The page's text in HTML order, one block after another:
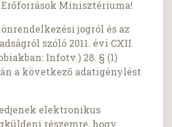
Minisztériuma!
jogról és az
szóló 2011. évi CXII.
Infotv.) 28. § (1)
a következő adatigénylést
elektronikus
részemre, hogy